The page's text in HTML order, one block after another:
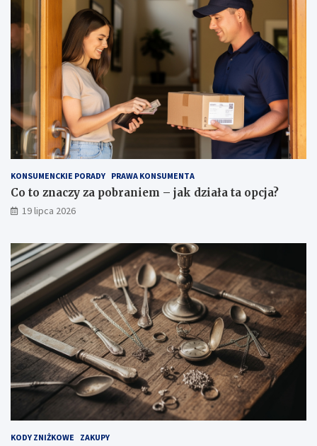
KONSUMENCKIE PORADY PRAWA KONSUMENTA
Co to znaczy za pobraniem – jak działa ta opcja?
19 lipca 2026
KODY ZNIŻKOWE ZAKUPY